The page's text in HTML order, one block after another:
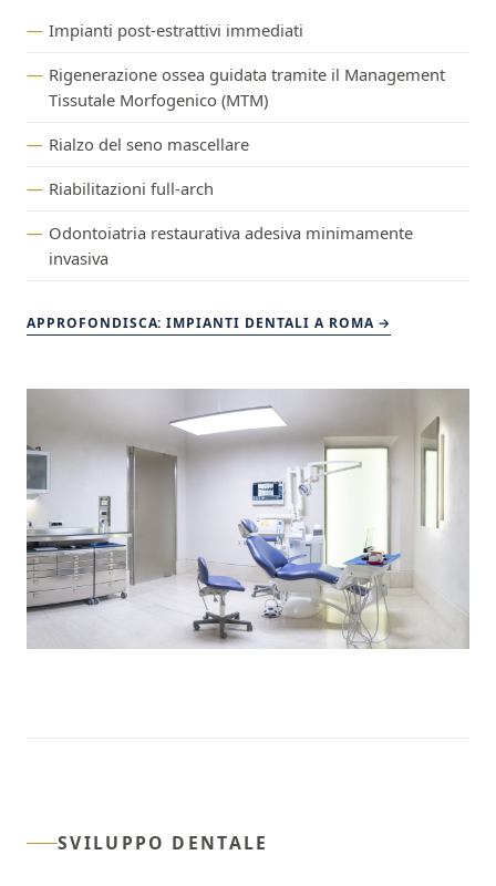
Impianti post-estrattivi immediati
Rigenerazione ossea guidata tramite il Management
Tissutale Morfogenico (MTM)
Rialzo del seno mascellare
Riabilitazioni full-arch
Odontoiatria restaurativa adesiva minimamente
invasiva
APPROFONDISCA: IMPIANTI DENTALI A ROMA →
SVILUPPO DENTALE